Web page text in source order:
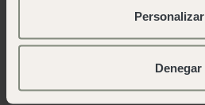
Personalizar
Denegar